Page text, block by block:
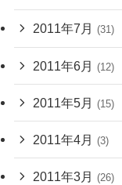
2011年7月 (31)
2011年6月 (12)
2011年5月 (15)
2011年4月 (3)
2011年3月 (26)